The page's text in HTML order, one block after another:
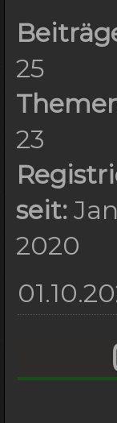
30px
*/
0.5;
*/
*/
*/
25
23
seit: Jan
2020